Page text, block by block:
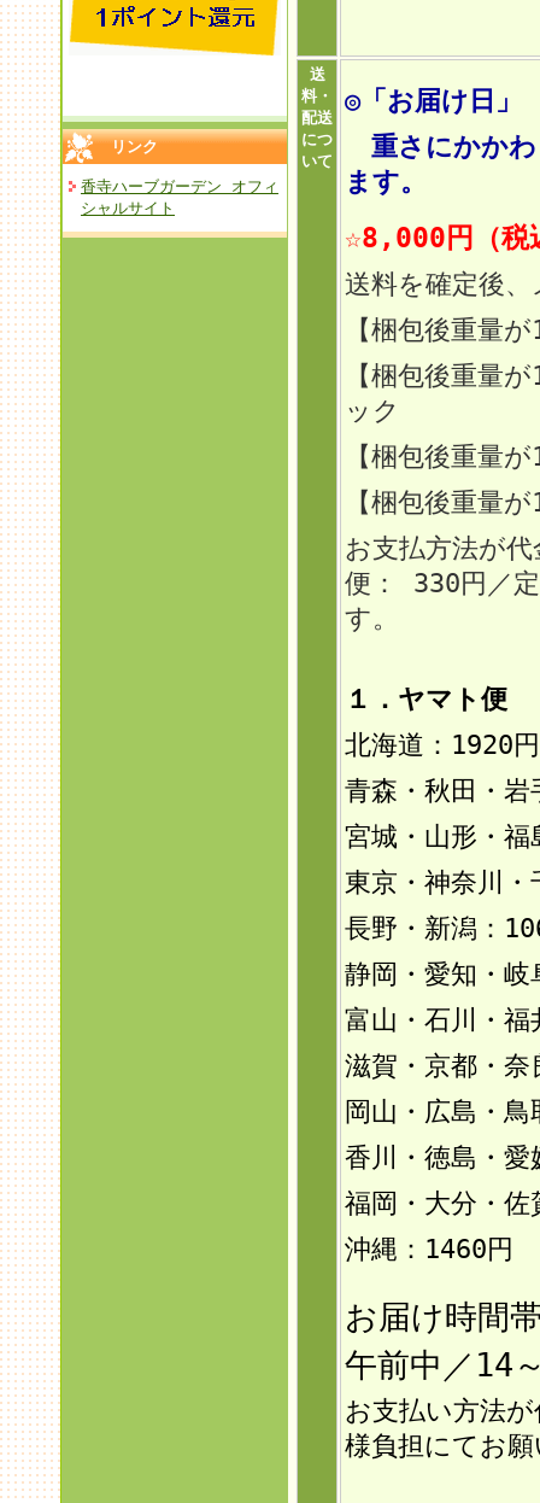
リンク
香寺ハーブガーデン オフィ
シャルサイト
送
料・
配送
につ
いて
◎「お届け日」
重さにかかわ
ます。
☆8,000円（税
送料を確定後
【梱包後重量
【梱包後重量
ック
【梱包後重量が
【梱包後重量
お支払方法が
便： 330円／
す。
１．ヤマト便
北海道：1920円
青森・秋田・
宮城・山形・
東京・神奈川
長野・新潟：
静岡・愛知・
富山・石川・福
滋賀・京都・
岡山・広島・
香川・徳島・
福岡・大分・
沖縄：1460円
お届け時間
午前中／14
お支払い方法
様負担にてお